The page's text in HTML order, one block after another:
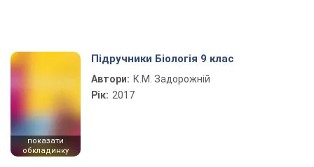
показати
обкладинку
Підручники Біологія 9 клас
Автори: К.М. Задорожній
Рік: 2017